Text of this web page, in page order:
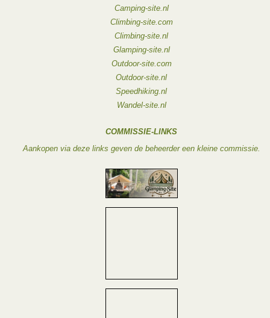
Camping-site.nl
Climbing-site.com
Climbing-site.nl
Glamping-site.nl
Outdoor-site.com
Outdoor-site.nl
Speedhiking.nl
Wandel-site.nl
COMMISSIE-LINKS
Aankopen via deze links geven de beheerder een kleine commissie.